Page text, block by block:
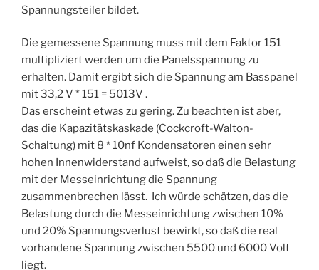
Spannungsteiler bildet.
Die gemessene Spannung muss mit dem Faktor 151
multipliziert werden um die Panelsspannung zu
erhalten. Damit ergibt sich die Spannung am Basspanel
mit 33,2 V * 151 = 5013V .
Das erscheint etwas zu gering. Zu beachten ist aber,
das die Kapazitätskaskade (Cockcroft-Walton-
Schaltung) mit 8 * 10nf Kondensatoren einen sehr
hohen Innenwiderstand aufweist, so daß die Belastung
mit der Messeinrichtung die Spannung
zusammenbrechen lässt. Ich würde schätzen, das die
Belastung durch die Messeinrichtung zwischen 10%
und 20% Spannungsverlust bewirkt, so daß die real
vorhandene Spannung zwischen 5500 und 6000 Volt
liegt.